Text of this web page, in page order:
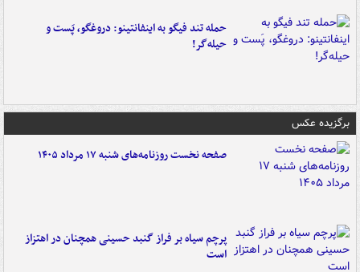
حمله تند فیگو به اینفانتینو: دروغگو، پَست‌ و
حیله‌گر!
برگزیده عکس
صفحه نخست روزنامه‌های شنبه ۱۷ مرداد ۱۴۰۵
پرچم سیاه بر فراز گنبد حسینی همچنان در اهتزاز
است